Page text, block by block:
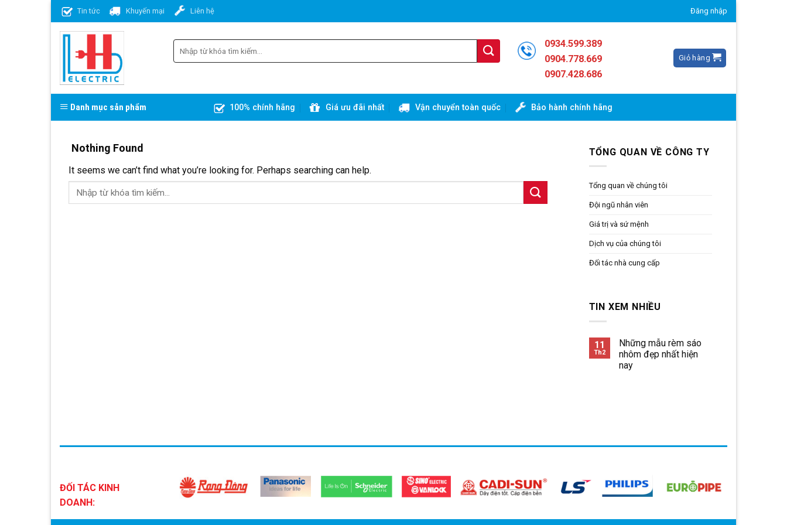
Skip
to
content
Tin tức Khuyến mại Liên hệ Đăng nhập
0934.599.389
0904.778.669
0907.428.686
Giỏ hàng
Danh mục sản phẩm 100% chính hãng Giá ưu đãi nhất Vận chuyển toàn quốc Bảo hành chính hãng
Nothing Found
It seems we can’t find what you’re looking for. Perhaps searching can help.
TỔNG QUAN VỀ CÔNG TY
Tổng quan về chúng tôi
Đội ngũ nhân viên
Giá trị và sứ mệnh
Dịch vụ của chúng tôi
Đối tác nhà cung cấp
TIN XEM NHIỀU
11
Th2
Những mẫu rèm sáo
nhôm đẹp nhất hiện
nay
ĐỐI TÁC KINH
DOANH: